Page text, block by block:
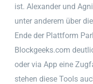
ist. Alexander und
unter anderem über
Ende der Plattform
Blockgeeks.com
oder via App eine
stehen diese Tools